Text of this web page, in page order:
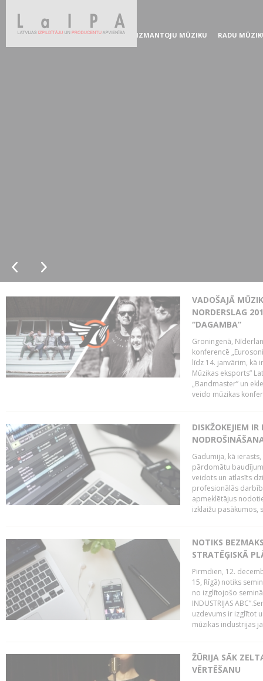
IZMANTOJU MŪZIKU RADU
VADOŠAJĀ
NORDERSLAG
“DAGAMBA”
Groningenā,
konferencē
līdz 14. janvārim, kā
Mūzikas eksports”
„Bandmaster” un
veido mūzikas
DISKŽOKEJIEM
Gadumija, kā
pārdomātu
veidots un atlasīts
profesionālās
apmeklētājus
izklaižu pasākumos,
NOTIKS
STRATĒĢISKĀ
Pirmdien, 12.
15, Rīgā) notiks
no izglītojošo
INDUSTRIJAS
uzdevums ir izglītot
mūzikas industrijas
ŽŪRIJA SĀK
VĒRTĒŠANU